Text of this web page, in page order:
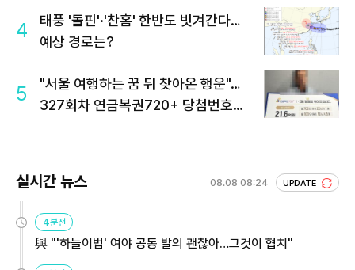
4
태풍 '돌핀'·'찬홈' 한반도 빗겨간다…
예상 경로는?
5
"서울 여행하는 꿈 뒤 찾아온 행운"…
327회차 연금복권720+ 당첨번호조
실시간 뉴스 08.08 08:24 UPDATE
4분전
與 "'하늘이법' 여야 공동 발의 괜찮아…그것이 협치"